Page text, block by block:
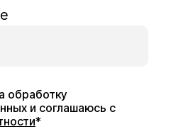
обработку
и соглашаюсь с
*